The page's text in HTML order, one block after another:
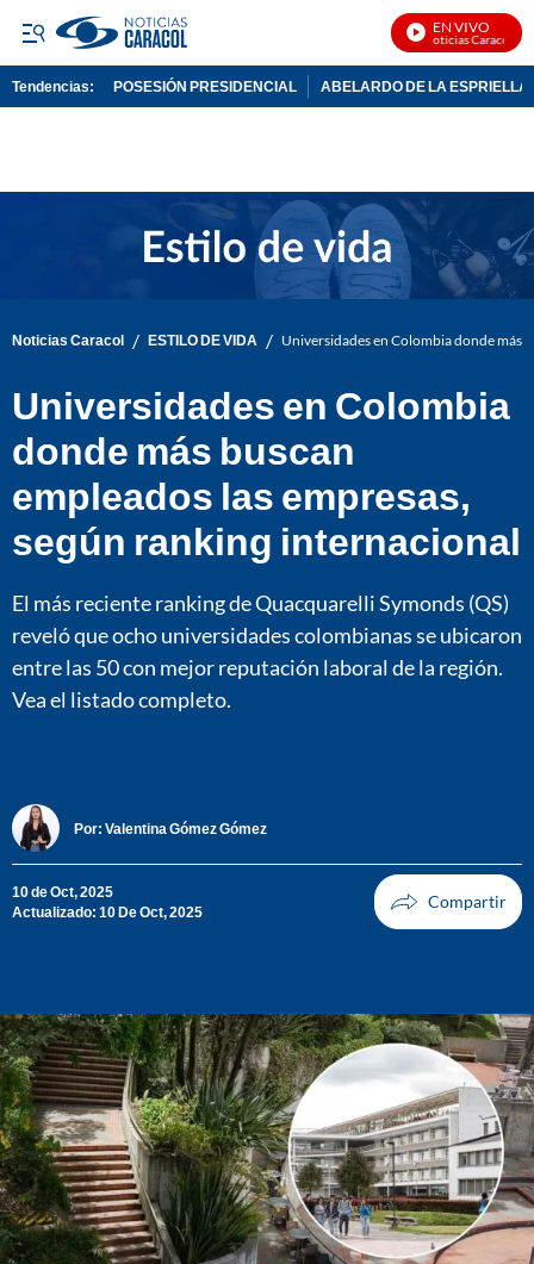
EN VIVO
Noticias Caracol En
Tendencias: POSESIÓN PRESIDENCIAL ABELARDO DE LA ESPRIELLA
Noticias Caracol / ESTILO DE VIDA / Universidades en Colombia donde más
Universidades en Colombia
donde más buscan
empleados las empresas,
según ranking internacional
El más reciente ranking de Quacquarelli Symonds (QS)
reveló que ocho universidades colombianas se ubicaron
entre las 50 con mejor reputación laboral de la región.
Vea el listado completo.
Por: Valentina Gómez Gómez
10 de Oct, 2025
Actualizado: 10 De Oct, 2025